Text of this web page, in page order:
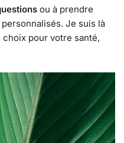
ou à prendre
Je suis là
pour votre santé,